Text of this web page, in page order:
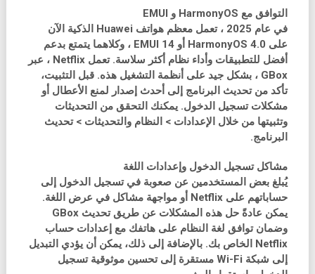
التوافق مع HarmonyOS و EMUI
في عام 2025 ، تعمل معظم هواتف Huawei الذكية الآن
على HarmonyOS 4.0 أو EMUI 14 ، وكلاهما يتمتع بدعم
أفضل للتطبيقات وأداء نظام أكثر سلاسة. تعمل Netflix ، عبر
GBox ، بشكل جيد على أنظمة التشغيل هذه. قبل التثبيت،
تأكد من تحديث البرنامج إلى أحدث إصدار لمنع الأعطال أو
مشكلات تسجيل الدخول. يمكنك التحقق من التحديثات
وتثبيتها من خلال الإعدادات > النظام والتحديثات > تحديث
البرنامج.
مشاكل تسجيل الدخول وإعدادات اللغة
يُبلغ بعض المستخدمين عن صعوبة في تسجيل الدخول إلى
حساباتهم على Netflix أو مواجهة مشاكل في عرض اللغة.
يمكن عادةً حل هذه المشكلات عن طريق تحديث GBox
وضمان توافق لغة النظام على هاتفك مع إعدادات حساب
Netflix الخاص بك. بالإضافة إلى ذلك، يمكن أن يؤدي التبديل
إلى شبكة Wi-Fi مستقرة إلى تحسين موثوقية تسجيل